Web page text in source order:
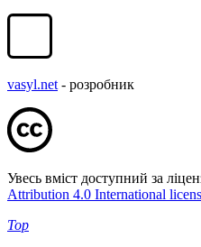
vasyl.net - розробник
Увесь вміст доступний за
Attribution 4.0 International
Top